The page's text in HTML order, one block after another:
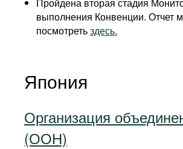
выполнения Конвенции. Отчет
посмотретьздесь.
Япония
Организация
(ООН)